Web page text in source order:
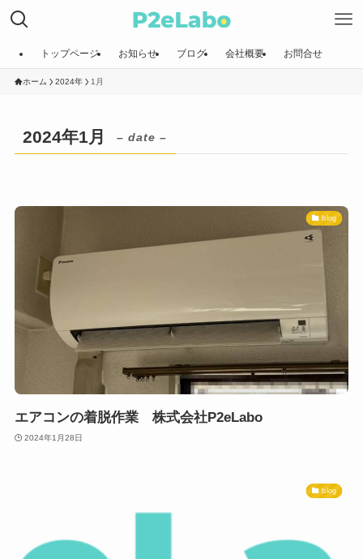
トップページ お知らせ ブログ 会社概要 お問合せ
ホーム 2024年 1月
2024年1月 – date –
blog
エアコンの着脱作業 株式会社P2eLabo
2024年1月28日
blog